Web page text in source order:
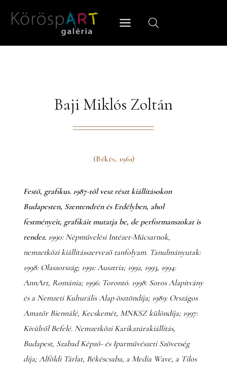
Baji Miklós Zoltán
(Békés, 1961)
Festő, grafikus. 1987-től vesz részt kiállításokon
Budapesten, Szentendrén és Erdélyben, ahol
festményeit, grafikáit mutatja be, de performanszokat is
rendez. 1990: Népművelési Intézet-Műcsarnok,
nemzetközi kiállításszervező tanfolyam. Tanulmányutak:
1998: Olaszország; 1991: Ausztria; 1992, 1993, 1994:
AnnArt, Románia; 1996: Torontó. 1998: Soros Alapítvány
és a Nemzeti Kulturális Alap ösztöndíja; 1989: Országos
Amatőr Biennálé, Kecskemét, MNKSZ különdíja; 1997:
Kívülről Befelé. Nemzetközi Karikatúrakiállítás,
Budapest, Szabad Képző- és Iparművészeti Szövetség
díja; Alföldi Tárlat, Békéscsaba, a Media Wave, a Tilos